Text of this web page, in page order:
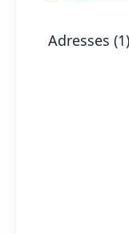
Adresses (1)